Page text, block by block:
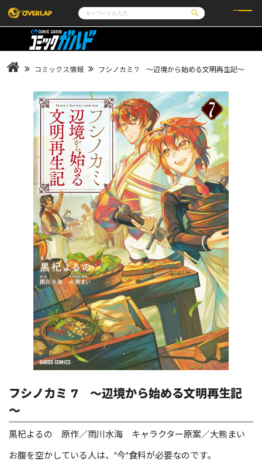
コミック
LiQulle
ライトノベル
ノベルスf
ポケットモンスター
アニメ
ゲーム
オーバーラップ広報室
企業
会社概要
採用情報
アクセス
オーバーラップホールディングス
お問い合わせはこちら
オーバーラップ文庫
オーバーラップノベルス
オーバーラップノベルスf
ロサージュノベルス
コミックガルド
コミッククリエ
リキューレ
コミックス情報 フシノカミ 7 ～辺境から始める文明再生記～
フシノカミ 7 ～辺境から始める文明再生記
～
黒杞よるの 原作／雨川水海 キャラクター原案／大熊まい
お腹を空かしている人は、"今"食料が必要なのです。